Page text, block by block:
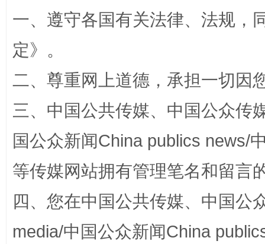
站台名比不上好声名
漫山遍野的桃花与雪山、麦地、白藏房 除
一、遵守各国有关法律、法规，
定》。
二、尊重网上道德，承担一切因
三、中国公共传媒、中国公众传
国公众新闻China publics news/
等传媒网站拥有管理笔名和留言
四、您在中国公共传媒、中国公
media/中国公众新闻China